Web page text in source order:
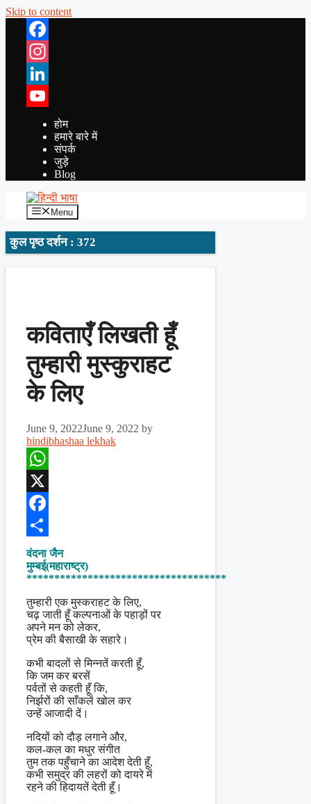
Skip to content
Facebook
Instagram
LinkedIn
YouTube
होम
हमारे बारे में
संपर्क
जुड़े
Blog
Menu
कुल पृष्ठ दर्शन : 372
कविताएँ लिखती हूँ
तुम्हारी मुस्कुराहट
के लिए
June 9, 2022June 9, 2022 by
hindibhashaa lekhak
WhatsApp
X
Facebook
Share
वंदना जैन
मुम्बई(महाराष्ट्र)
************************************
तुम्हारी एक मुस्कराहट के लिए,
चढ़ जाती हूँ कल्पनाओं के पहाड़ों पर
अपने मन को लेकर,
प्रेम की बैसाखी के सहारे।
कभी बादलों से मिन्नतें करती हूँ,
कि जम कर बरसें
पर्वतों से कहती हूँ कि,
निर्झरों की साँकलें खोल कर
उन्हें आजादी दें।
नदियों को दौड़ लगाने और,
कल-कल का मधुर संगीत
तुम तक पहुँचाने का आदेश देती हूँ,
कभी समुद्र की लहरों को दायरे में
रहने की हिदायतें देती हूँ।